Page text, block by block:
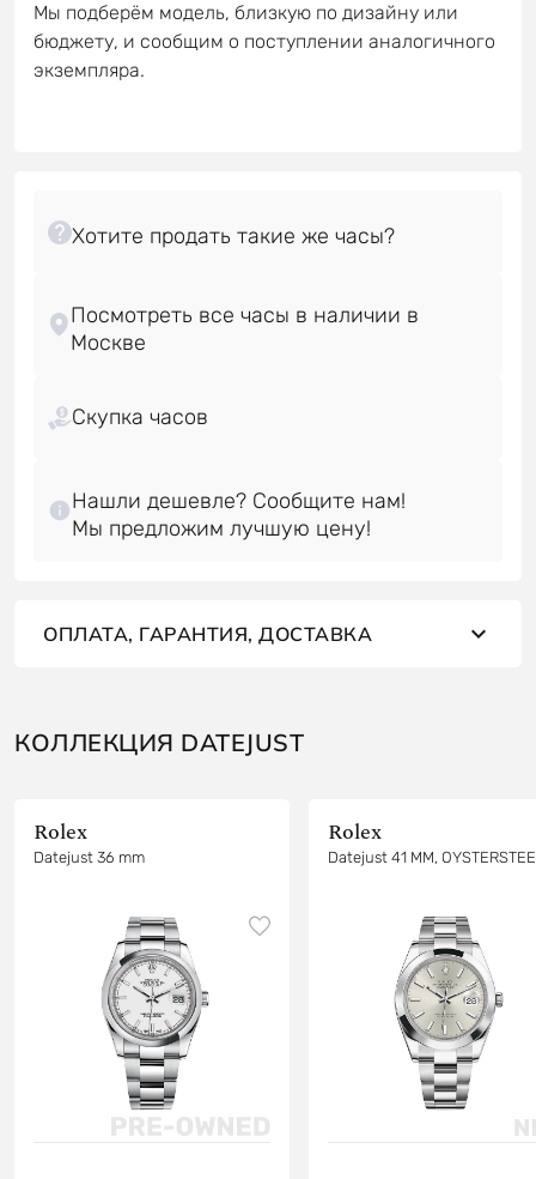
Мы подберём модель, близкую по дизайну или
бюджету, и сообщим о поступлении аналогичного
экземпляра.
Посмотреть все часы в наличии в
Скупка часов
Нашли дешевле? Сообщите нам!
ОПЛАТА, ГАРАНТИЯ, ДОСТАВКА
КОЛЛЕКЦИЯ DATEJUST
Rolex
Datejust 36 mm
Rolex
Datejust 41 MM,